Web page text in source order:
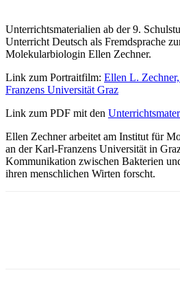
Unterrichtsmaterialien ab der 9.
Unterricht Deutsch als Fremdsprache
Molekularbiologin Ellen Zechner.
Link zum Portraitfilm: Ellen L.
Franzens Universität Graz
Link zum PDF mit den
Ellen Zechner arbeitet am Institut für
an der Karl-Franzens Universität in
Kommunikation zwischen Bakterien
ihren menschlichen Wirten forscht.